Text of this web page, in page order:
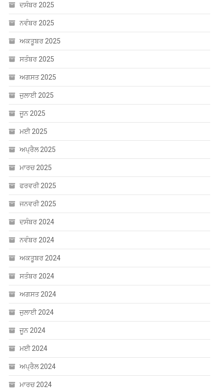
ਦਸੰਬਰ 2025
ਨਵੰਬਰ 2025
ਅਕਤੂਬਰ 2025
ਸਤੰਬਰ 2025
ਅਗਸਤ 2025
ਜੁਲਾਈ 2025
ਜੂਨ 2025
ਮਈ 2025
ਅਪ੍ਰੈਲ 2025
ਮਾਰਚ 2025
ਫਰਵਰੀ 2025
ਜਨਵਰੀ 2025
ਦਸੰਬਰ 2024
ਨਵੰਬਰ 2024
ਅਕਤੂਬਰ 2024
ਸਤੰਬਰ 2024
ਅਗਸਤ 2024
ਜੁਲਾਈ 2024
ਜੂਨ 2024
ਮਈ 2024
ਅਪ੍ਰੈਲ 2024
ਮਾਰਚ 2024